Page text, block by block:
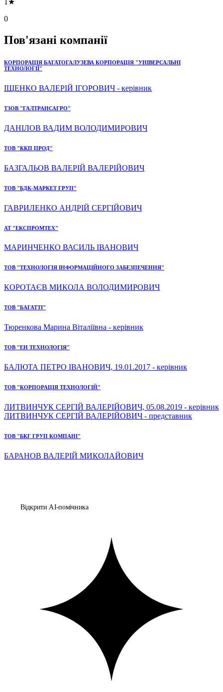
0
Пов'язані компанії
КОРПОРАЦІЯ БАГАТОГАЛУЗЕВА КОРПОРАЦІЯ "УНІВЕРСАЛЬНІ
ТЕХНОЛОГІЇ"
ІЩЕНКО ВАЛЕРІЙ ІГОРОВИЧ - керівник
ТЗОВ "ГАЛТРАНСАГРО"
ДАНІЛОВ ВАДИМ ВОЛОДИМИРОВИЧ
ТОВ "ККП ПРОД"
БАЗГАЛЬОВ ВАЛЕРІЙ ВАЛЕРІЙОВИЧ
ТОВ "БДК-МАРКЕТ ГРУП"
ГАВРИЛЕНКО АНДРІЙ СЕРГІЙОВИЧ
АТ "ЕКСПРОМТЕХ"
МАРИНЧЕНКО ВАСИЛЬ ІВАНОВИЧ
ТОВ "ТЕХНОЛОГІЯ ІНФОРМАЦІЙНОГО ЗАБЕЗПЕЧЕННЯ"
КОРОТАЄВ МИКОЛА ВОЛОДИМИРОВИЧ
ТОВ "БАГАТТІ"
Тюренкова Марина Віталіївна - керівник
ТОВ "ЕН ТЕХНОЛОГІЯ"
БАЛЮТА ПЕТРО ІВАНОВИЧ, 19.01.2017 - керівник
ТОВ "КОРПОРАЦІЯ ТЕХНОЛОГІЙ"
ЛИТВИНЧУК СЕРГІЙ ВАЛЕРІЙОВИЧ, 05.08.2019 - керівник
ЛИТВИНЧУК СЕРГІЙ ВАЛЕРІЙОВИЧ - представник
ТОВ "БКГ ГРУП КОМПАНІ"
БАРАНОВ ВАЛЕРІЙ МИКОЛАЙОВИЧ
Відкрити AI-помічника